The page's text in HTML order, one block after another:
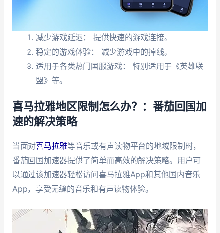
减少游戏延迟： 提供快速的游戏连接。
稳定的游戏体验： 减少游戏中的掉线。
适用于各类热门国服游戏： 特别适用于《英雄联
盟》等。
喜马拉雅地区限制怎么办？：番茄回国加
速的解决策略
当面对喜马拉雅等音乐或有声读物平台的地域限制时，
番茄回国加速器提供了简单而高效的解决策略。用户可
以通过该加速器轻松访问喜马拉雅App和其他国内音乐
App，享受无缝的音乐和有声读物体验。